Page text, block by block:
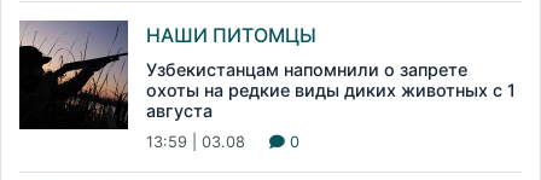
НАШИ ПИТОМЦЫ
Узбекистанцам напомнили о запрете
охоты на редкие виды диких животных с 1
августа
13:59 | 03.08 0